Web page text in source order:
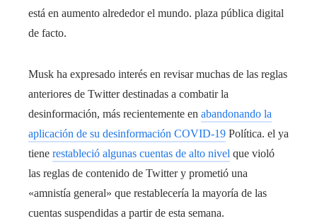
está en aumento alrededor el mundo. plaza pública digital
de facto.
Musk ha expresado interés en revisar muchas de las reglas
anteriores de Twitter destinadas a combatir la
desinformación, más recientemente en abandonando la
aplicación de su desinformación COVID-19 Política. el ya
tiene restableció algunas cuentas de alto nivel que violó
las reglas de contenido de Twitter y prometió una
«amnistía general» que restablecería la mayoría de las
cuentas suspendidas a partir de esta semana.